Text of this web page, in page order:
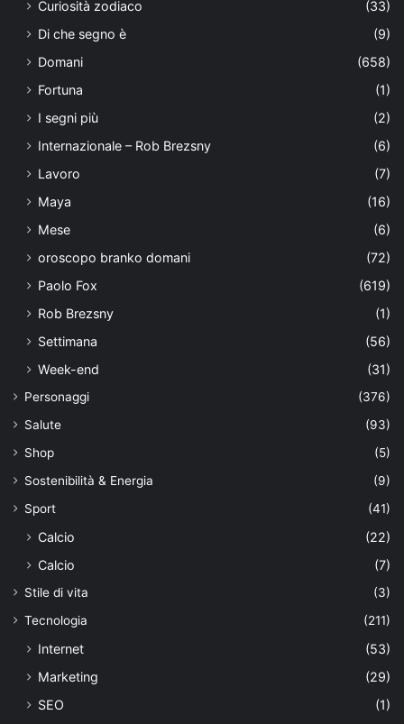
Curiosità zodiaco
(33)
Di che segno è
(9)
Domani
(658)
Fortuna
(1)
I segni più
(2)
Internazionale – Rob Brezsny
(6)
Lavoro
(7)
Maya
(16)
Mese
(6)
oroscopo branko domani
(72)
Paolo Fox
(619)
Rob Brezsny
(1)
Settimana
(56)
Week-end
(31)
Personaggi
(376)
Salute
(93)
Shop
(5)
Sostenibilità & Energia
(9)
Sport
(41)
Calcio
(22)
Calcio
(7)
Stile di vita
(3)
Tecnologia
(211)
Internet
(53)
Marketing
(29)
SEO
(1)